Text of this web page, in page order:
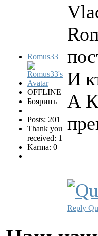
Romus33
OFFLINE
Бояринъ
Posts: 201
Thank you
received: 1
Karma: 0
И
А
Reply